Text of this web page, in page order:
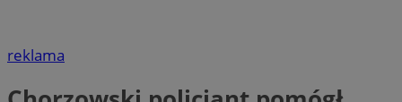
reklama